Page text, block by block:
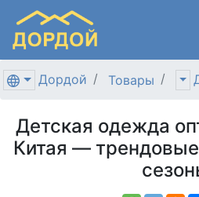
Дордой Товары
Детская одежда
Китая —